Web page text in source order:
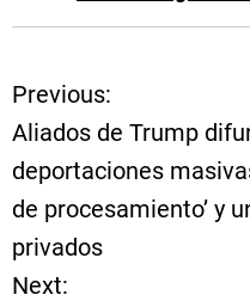
N
a
v
e
Previous:
Aliados de Trump
deportaciones
de procesamiento’ y
privados
Next: